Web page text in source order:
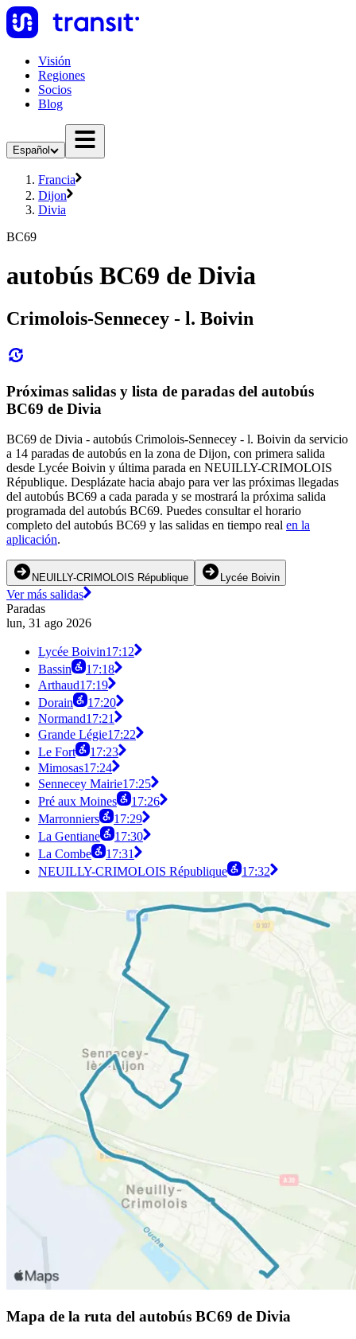
Visión
Regiones
Socios
Blog
Español
Francia
Dijon
Divia
BC69
autobús BC69 de Divia
Crimolois-Sennecey - l. Boivin
Próximas salidas y lista de paradas del autobús
BC69 de Divia
BC69 de Divia - autobús Crimolois-Sennecey - l. Boivin da servicio
a 14 paradas de autobús en la zona de Dijon, con primera salida
desde Lycée Boivin y última parada en NEUILLY-CRIMOLOIS
République. Desplázate hacia abajo para ver las próximas llegadas
del autobús BC69 a cada parada y se mostrará la próxima salida
programada del autobús BC69. Puedes consultar el horario
completo del autobús BC69 y las salidas en tiempo real en la
aplicación.
NEUILLY-CRIMOLOIS République Lycée Boivin
Ver más salidas
Paradas
lun, 31 ago 2026
Lycée Boivin17:12
Bassin
17:18
Arthaud17:19
Dorain
17:20
Normand17:21
Grande Légie17:22
Le Fort
17:23
Mimosas17:24
Sennecey Mairie17:25
Pré aux Moines
17:26
Marronniers
17:29
La Gentiane
17:30
La Combe
17:31
NEUILLY-CRIMOLOIS République
17:32
Mapa de la ruta del autobús BC69 de Divia